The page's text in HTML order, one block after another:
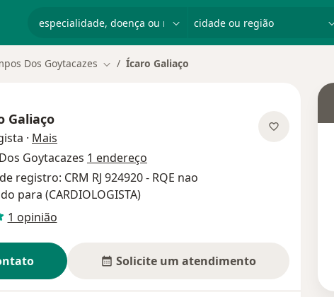
Dos Goytacazes Mudar de cidade
Ícaro Galiaço
Galiaço
· Mais
Goytacazes 1 endereço
registro: CRM RJ 924920 - RQE nao
para (CARDIOLOGISTA)
1 opinião
Solicite um atendimento